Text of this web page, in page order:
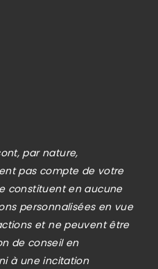
par nature,
pas compte de votre
constituent en aucune
personnalisées en vue
et ne peuvent être
de conseil en
à une incitation